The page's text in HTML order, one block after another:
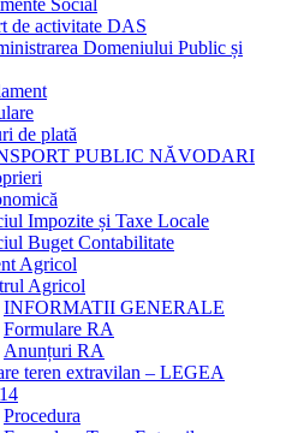
Social
de activitate DAS
Domeniului Public și
de plată
PUBLIC NĂVODARI
Impozite și Taxe Locale
Buget Contabilitate
Agricol
Agricol
INFORMATII GENERALE
Formulare RA
Anunțuri RA
teren extravilan – LEGEA
Procedura